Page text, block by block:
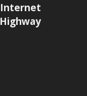
Internet
Highway